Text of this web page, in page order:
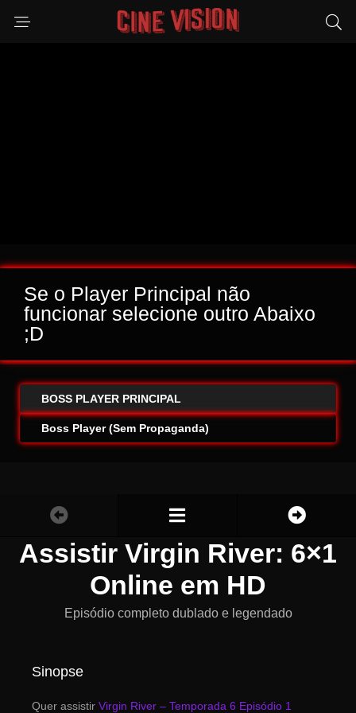
Se o Player Principal não
funcionar selecione outro Abaixo
;D
BOSS PLAYER PRINCIPAL
Boss Player (Sem Propaganda)
Assistir Virgin River: 6×1
Online em HD
Episódio completo dublado e legendado
Sinopse
Quer assistir Virgin River – Temporada 6 Episódio 1